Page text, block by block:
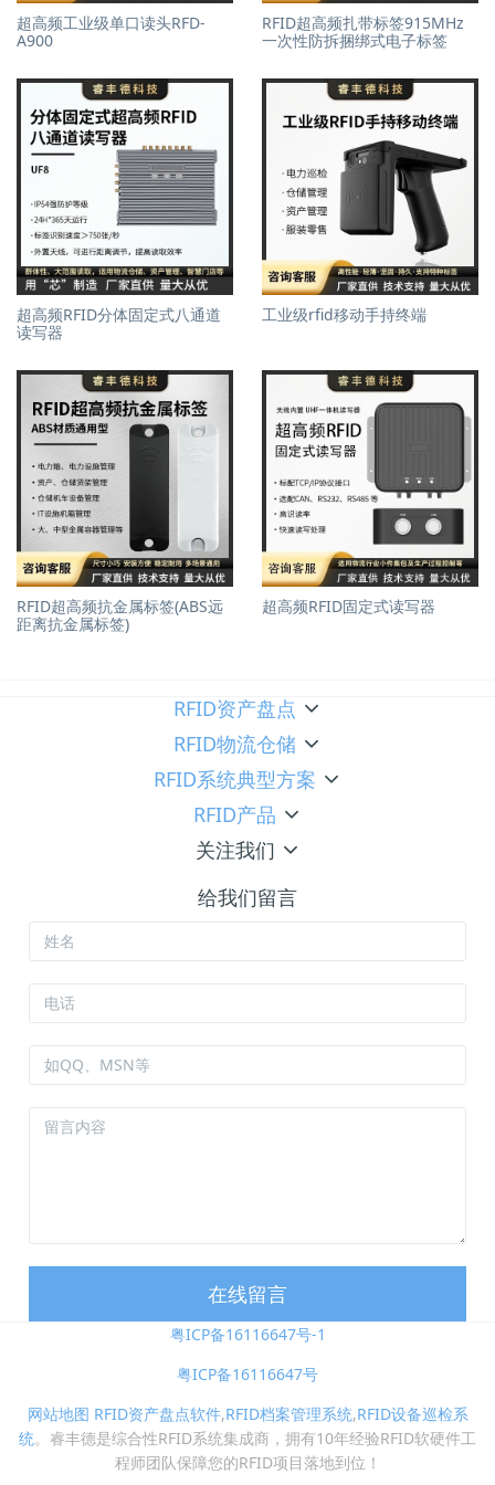
超高频工业级单口读头RFD-
A900
RFID超高频扎带标签915MHz
一次性防拆捆绑式电子标签
超高频RFID分体固定式八通道
读写器
工业级rfid移动手持终端
RFID超高频抗金属标签(ABS远
距离抗金属标签)
超高频RFID固定式读写器
RFID资产盘点
RFID物流仓储
RFID系统典型方案
RFID产品
关注我们
给我们留言
在线留言
粤ICP备16116647号-1
粤ICP备16116647号
网站地图 RFID资产盘点软件,RFID档案管理系统,RFID设备巡检系
统。睿丰德是综合性RFID系统集成商，拥有10年经验RFID软硬件工
程师团队保障您的RFID项目落地到位！